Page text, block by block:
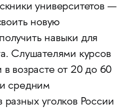
университетов —
новую
навыки для
Слушателями курсов
в возрасте от 20 до 60
средним
разных уголков России